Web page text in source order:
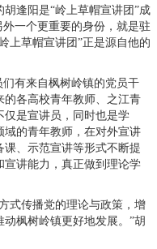
逢阳是“岭上草帽宣讲团”成
一个更重要的身份，就是驻
上草帽宣讲团”正是源自他的
有来自枫树岭镇的党员干
各高校青年教师、之江青
仅是宣讲员，同时也是学
域的青年教师，在对外宣讲
、示范宣讲等形式不断提
讲能力，真正做到理论学
式传播党的理论与政策，增
枫树岭镇更好地发展。”胡